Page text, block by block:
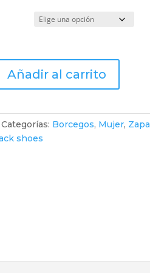
Añadir al carrito
Categorías: Borcegos, Mujer,
shoes